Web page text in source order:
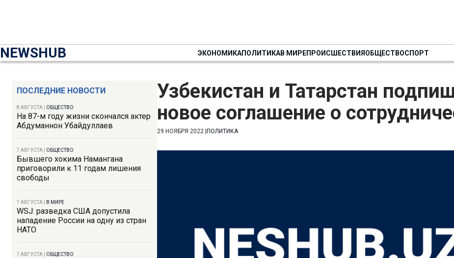
NEWSHUB ЭКОНОМИКАПОЛИТИКАВ МИРЕПРОИСШЕСТВИЯОБЩЕСТВОСПОРТ
ПОСЛЕДНИЕ НОВОСТИ
8 АВГУСТА ОБЩЕСТВО
На 87-м году жизни скончался актер
Абдуманнон Убайдуллаев
7 АВГУСТА ОБЩЕСТВО
Бывшего хокима Намангана
приговорили к 11 годам лишения
свободы
7 АВГУСТА В МИРЕ
WSJ: разведка США допустила
нападение России на одну из стран
НАТО
7 АВГУСТА ОБЩЕСТВО
Узбекистан и Татарстан
новое соглашение о
29 НОЯБРЯ 2022 ПОЛИТИКА